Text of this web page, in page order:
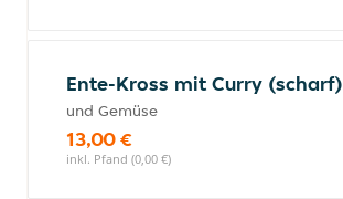
Ente-Kross mit Curry (scharf)
und Gemüse
13,00 €
inkl. Pfand (0,00 €)